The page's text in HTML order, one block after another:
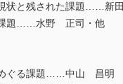
状と残された課題……新
題……水野 正司・他
ぐる課題……中山 昌明